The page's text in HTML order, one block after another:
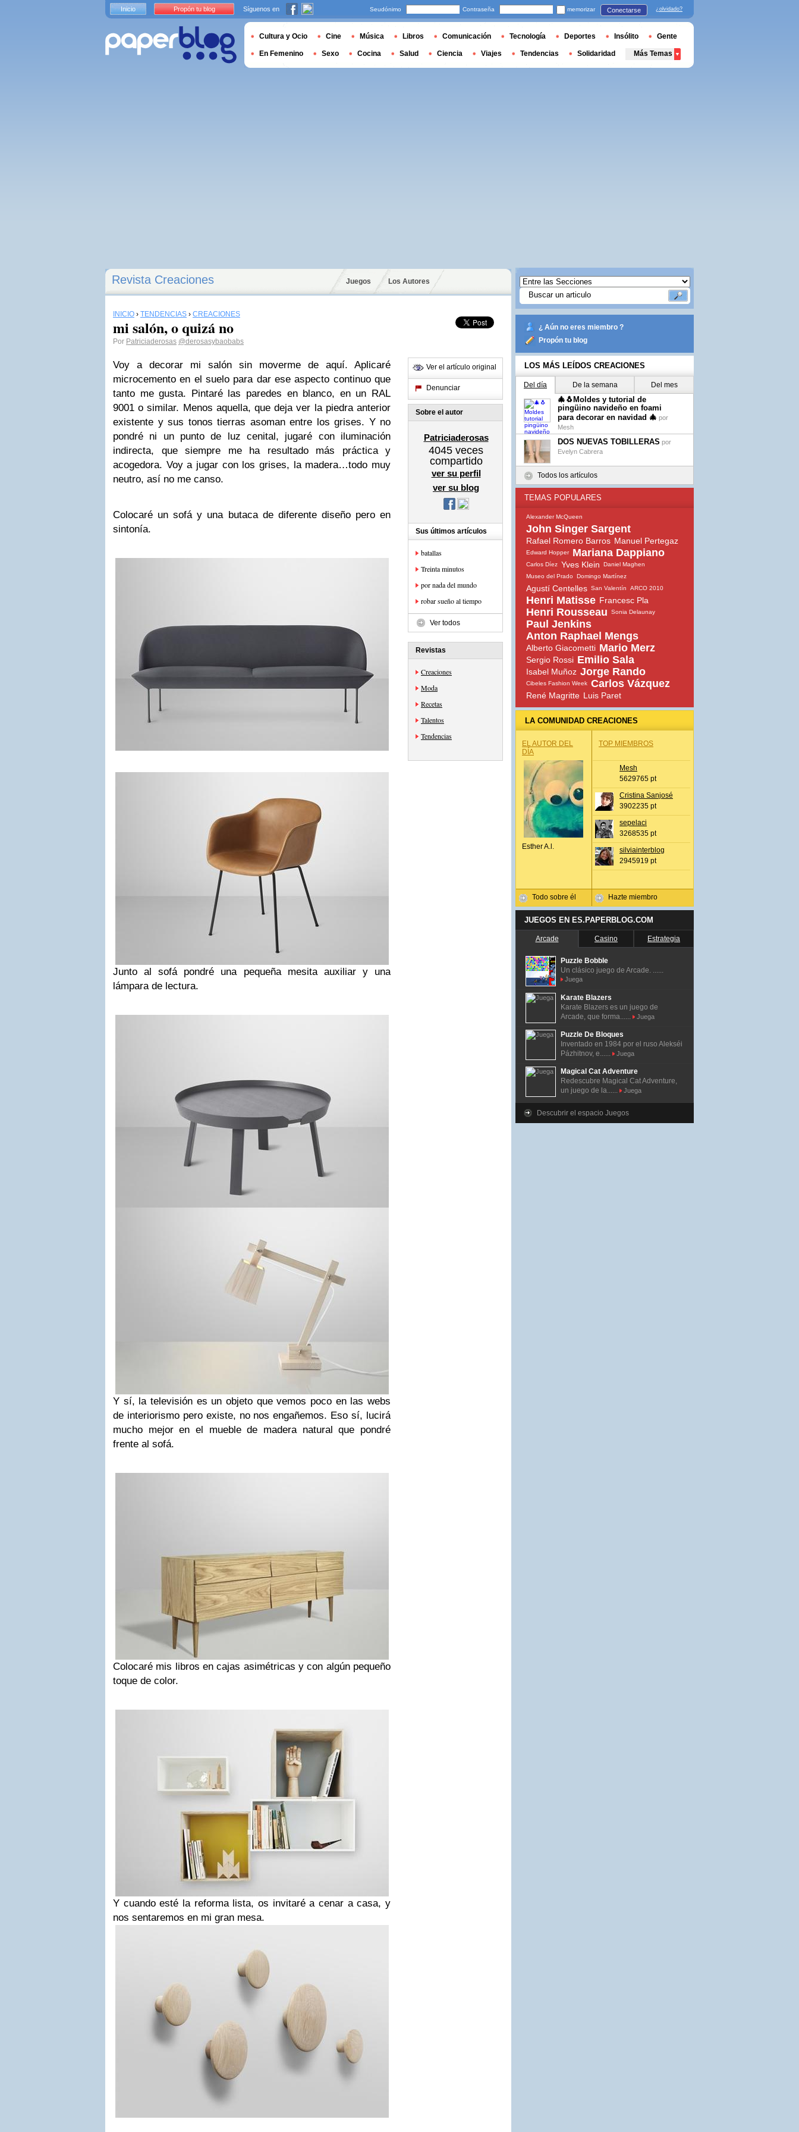
Revista Creaciones Juegos Los Autores
INICIO › TENDENCIAS › CREACIONES
mi salón, o quizá no
Por Patriciaderosas @derosasybaobabs
Voy a decorar mi salón sin moverme de aquí. Aplicaré
microcemento en el suelo para dar ese aspecto continuo que
tanto me gusta. Pintaré las paredes en blanco, en un RAL
9001 o similar. Menos aquella, que deja ver la piedra anterior
existente y sus tonos tierras asoman entre los grises. Y no
pondré ni un punto de luz cenital, jugaré con iluminación
indirecta, que siempre me ha resultado más práctica y
acogedora. Voy a jugar con los grises, la madera…todo muy
neutro, así no me canso.
Colocaré un sofá y una butaca de diferente diseño pero en
sintonía.
Junto al sofá pondré una pequeña mesita auxiliar y una
lámpara de lectura.
Y sí, la televisión es un objeto que vemos poco en las webs
de interiorismo pero existe, no nos engañemos. Eso sí, lucirá
mucho mejor en el mueble de madera natural que pondré
frente al sofá.
Colocaré mis libros en cajas asimétricas y con algún pequeño
toque de color.
Y cuando esté la reforma lista, os invitaré a cenar a casa, y
nos sentaremos en mi gran mesa.
Ver el artículo original
Denunciar
Sobre el autor
Patriciaderosas
4045 veces
compartido
ver su perfil
ver su blog
Sus últimos artículos
batallas
Treinta minutos
por nada del mundo
robar sueño al tiempo
Ver todos
Revistas
Creaciones
Moda
Recetas
Talentos
Tendencias
¿ Aún no eres miembro ?
Propón tu blog
LOS MÁS LEÍDOS CREACIONES
Del día De la semana Del mes
🎄🐧Moldes y tutorial de
pingüino navideño en foami
para decorar en navidad 🎄 por
Mesh
DOS NUEVAS TOBILLERAS por
Evelyn Cabrera
Todos los artículos
TEMAS POPULARES
Alexander McQueen
John Singer Sargent
Rafael Romero Barros Manuel Pertegaz
Edward Hopper Mariana Dappiano
Carlos Díez Yves Klein
Daniel Maghen
Museo del Prado
Domingo Martínez
Agustí Centelles San Valentín ARCO 2010
Henri Matisse Francesc Pla
Henri Rousseau Sonia Delaunay
Paul Jenkins
Anton Raphael Mengs
Alberto Giacometti Mario Merz
Sergio Rossi Emilio Sala
Isabel Muñoz Jorge Rando
Cibeles Fashion Week Carlos Vázquez
René Magritte Luis Paret
LA COMUNIDAD CREACIONES
EL AUTOR DEL
DÍA
Esther A.l.
Todo sobre él
TOP MIEMBROS
Mesh
5629765 pt
Cristina Sanjosé
3902235 pt
sepelaci
3268535 pt
silviainterblog
2945919 pt
Hazte miembro
JUEGOS EN ES.PAPERBLOG.COM
Arcade Casino Estrategia
Puzzle Bobble
Un clásico juego de Arcade. ......
Juega
Karate Blazers
Karate Blazers es un juego de
Arcade, que forma......
Juega
Puzzle De Bloques
Inventado en 1984 por el ruso Alekséi
Pázhitnov, e......
Juega
Magical Cat Adventure
Redescubre Magical Cat Adventure,
un juego de la......
Juega
Descubrir el espacio Juegos
Inicio Propón tu blog Síguenos en Seudónimo Contraseña memorizar Conectarse ¿olvidado?
Cultura y Ocio Cine Música Libros Comunicación Tecnología Deportes Insólito Gente
En Femenino Sexo Cocina Salud Ciencia Viajes Tendencias Solidaridad Más Temas